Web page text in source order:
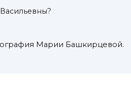
Марии Башкирцевой.